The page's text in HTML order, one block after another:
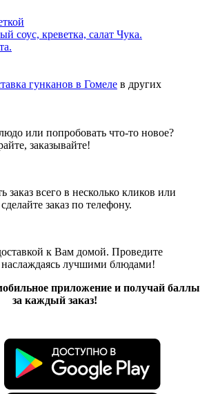
соус, креветка, салат Чука.
гунканов в Гомеле в других
или попробовать что-то новое?
заказывайте!
всего в несколько кликов или
заказ по телефону.
к Вам домой. Проведите
лучшими блюдами!
приложение и получай баллы
за каждый заказ!